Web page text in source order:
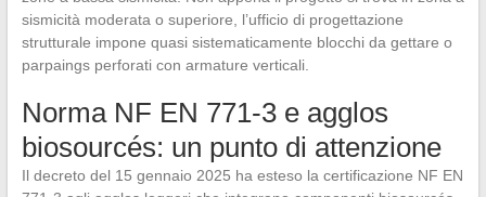
sismicità moderata o superiore, l’ufficio di progettazione
strutturale impone quasi sistematicamente blocchi da gettare o
parpaings perforati con armature verticali.
Norma NF EN 771-3 e agglos
biosourcés: un punto di attenzione
Il decreto del 15 gennaio 2025 ha esteso la certificazione NF EN